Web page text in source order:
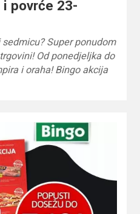
povrće 23-
Super ponudom
Od ponedjeljka do
i oraha! Bingo akcija